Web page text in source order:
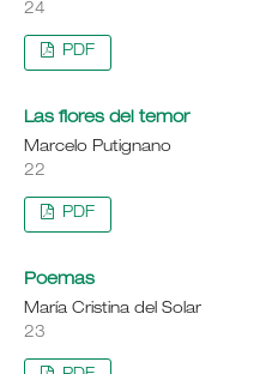
24
PDF
Las flores del temor
Marcelo Putignano
22
PDF
Poemas
María Cristina del Solar
23